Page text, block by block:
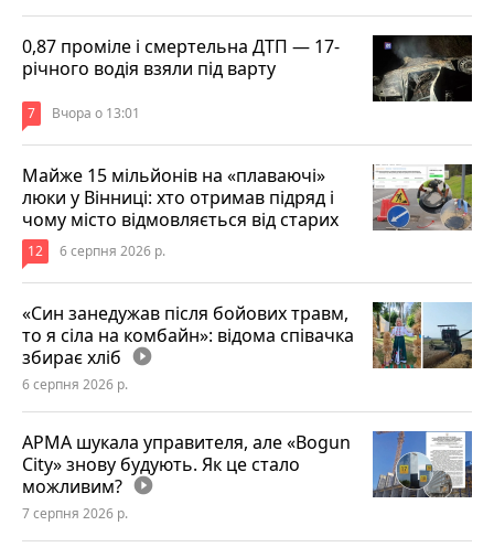
0,87 проміле і смертельна ДТП — 17-
річного водія взяли під варту
7 Вчора о 13:01
Майже 15 мільйонів на «плаваючі»
люки у Вінниці: хто отримав підряд і
чому місто відмовляється від старих
12 6 серпня 2026 р.
«Син занедужав після бойових травм,
то я сіла на комбайн»: відома співачка
збирає хліб play_circle_filled
6 серпня 2026 р.
АРМА шукала управителя, але «Bogun
City» знову будують. Як це стало
можливим? play_circle_filled
7 серпня 2026 р.